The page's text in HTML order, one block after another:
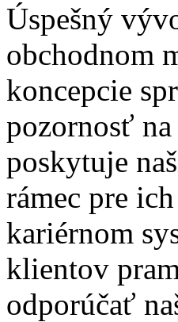
Úspešný
obchodnom
koncepcie
pozornosť
poskytuje
rámec pre
kariérnom
klientov
odporúčať